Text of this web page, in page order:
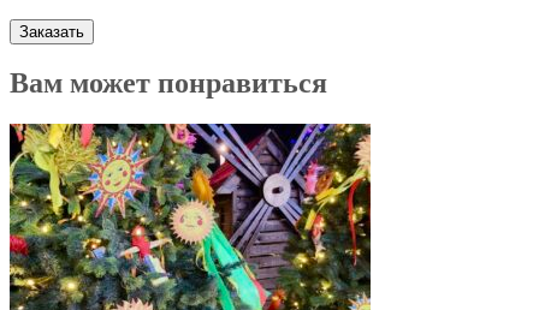
Вам может понравиться